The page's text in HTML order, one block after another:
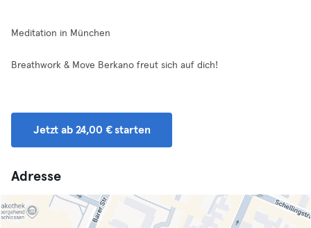
Meditation in München
Breathwork & Move Berkano freut sich auf dich!
Jetzt ab 24,00 € starten
Adresse